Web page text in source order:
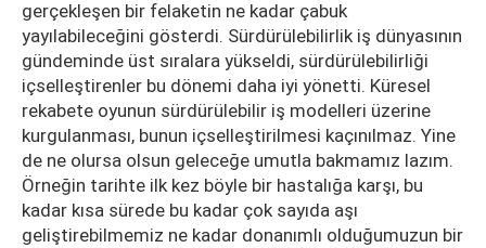
gerçekleşen bir felaketin ne kadar çabuk
yayılabileceğini gösterdi. Sürdürülebilirlik iş dünyasının
gündeminde üst sıralara yükseldi, sürdürülebilirliği
içselleştirenler bu dönemi daha iyi yönetti. Küresel
rekabete oyunun sürdürülebilir iş modelleri üzerine
kurgulanması, bunun içselleştirilmesi kaçınılmaz. Yine
de ne olursa olsun geleceğe umutla bakmamız lazım.
Örneğin tarihte ilk kez böyle bir hastalığa karşı, bu
kadar kısa sürede bu kadar çok sayıda aşı
geliştirebilmemiz ne kadar donanımlı olduğumuzun bir